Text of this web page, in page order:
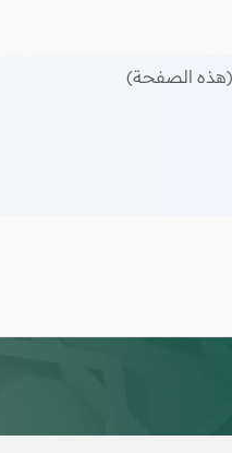
(هذه الصفحة)